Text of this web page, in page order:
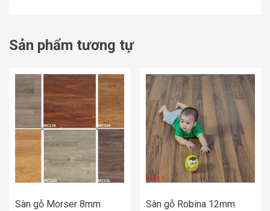
Sản phẩm tương tự
Sàn gỗ Morser 8mm
Sàn gỗ Robina 12mm